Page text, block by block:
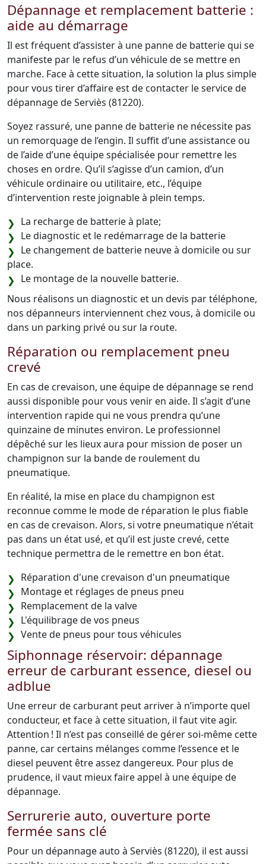
Dépannage et remplacement batterie :
aide au démarrage
Il est fréquent d’assister à une panne de batterie qui se
manifeste par le refus d’un véhicule de se mettre en
marche. Face à cette situation, la solution la plus simple
pour vous tirer d’affaire est de contacter le service de
dépannage de Serviès (81220).
Soyez rassuré, une panne de batterie ne nécessite pas
un remorquage de l’engin. Il suffit d’une assistance ou
de l’aide d’une équipe spécialisée pour remettre les
choses en ordre. Qu’il s’agisse d’un camion, d’un
véhicule ordinaire ou utilitaire, etc., l’équipe
d’intervention reste joignable à plein temps.
La recharge de batterie à plate;
Le diagnostic et le redémarrage de la batterie
Le changement de batterie neuve à domicile ou sur
place.
Le montage de la nouvelle batterie.
Nous réalisons un diagnostic et un devis par téléphone,
nos dépanneurs interviennent chez vous, à domicile ou
dans un parking privé ou sur la route.
Réparation ou remplacement pneu
crevé
En cas de crevaison, une équipe de dépannage se rend
aussi disponible pour vous venir en aide. Il s’agit d’une
intervention rapide qui ne vous prendra qu’une
quinzaine de minutes environ. Le professionnel
dépêché sur les lieux aura pour mission de poser un
champignon sur la bande de roulement du
pneumatique.
En réalité, la mise en place du champignon est
reconnue comme le mode de réparation le plus fiable
en cas de crevaison. Alors, si votre pneumatique n’était
pas dans un état usé, et qu’il est juste crevé, cette
technique permettra de le remettre en bon état.
Réparation d'une crevaison d'un pneumatique
Montage et réglages de pneus pneu
Remplacement de la valve
L'équilibrage de vos pneus
Vente de pneus pour tous véhicules
Siphonnage réservoir: dépannage
erreur de carburant essence, diesel ou
adblue
Une erreur de carburant peut arriver à n’importe quel
conducteur, et face à cette situation, il faut vite agir.
Attention ! Il n’est pas conseillé de gérer soi-même cette
panne, car certains mélanges comme l’essence et le
diesel peuvent être assez dangereux. Pour plus de
prudence, il vaut mieux faire appel à une équipe de
dépannage.
Serrurerie auto, ouverture porte
fermée sans clé
Pour un dépannage auto à Serviès (81220), il est aussi